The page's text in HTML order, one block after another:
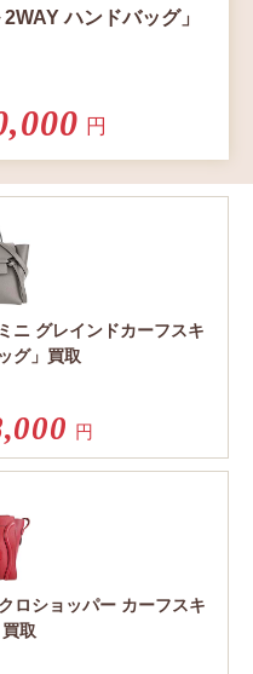
ハンドバッグ」
円
ニ グレインドカーフスキ
グ」買取
円
ロショッパー カーフスキ
取